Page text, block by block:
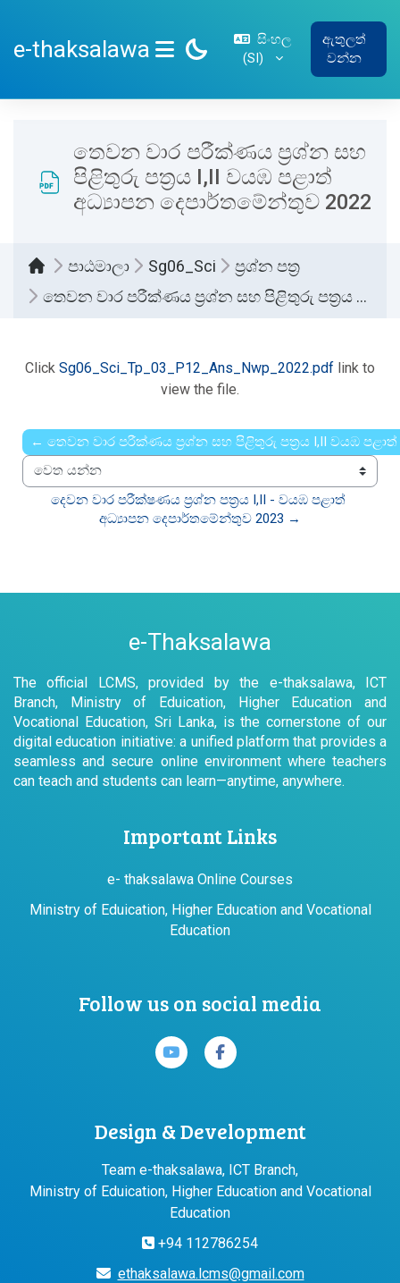
e-thaksalawa
SIDE PANEL
සිංහල
‎(SI)‎
ඇතුලත්
වන්න
තෙවන වාර පරීක්ණය ප්‍රශ්න සහ
පිළිතුරු පත්‍රය I,II වයඹ පළාත්
අධ්‍යාපන දෙපාර්තමේන්තුව 2022
පාඨමාලා Sg06_Sci
ප්‍රශ්න පත්‍ර
තෙවන වාර පරීක්ණය ප්‍රශ්න සහ පිළිතුරු පත්‍රය I,II වයඹ පළාත් අධ්‍යාපන දෙපාර්තමේන්තුව 2022
Click Sg06_Sci_Tp_03_P12_Ans_Nwp_2022.pdf link to
view the file.
← තෙවන වාර පරීක්ණය ප්‍රශ්න සහ පිළිතුරු පත්‍රය I,II වයඹ පළාත්
වෙත යන්න
දෙවන වාර පරීක්ෂණය ප්‍රශ්න පත්‍රය I,II - වයඹ පළාත්
අධ්‍යාපන දෙපාර්තමේන්තුව 2023 →
e-Thaksalawa
The official LCMS, provided by the e-thaksalawa, ICT
Branch, Ministry of Eduication, Higher Education and
Vocational Education, Sri Lanka, is the cornerstone of our
digital education initiative: a unified platform that provides a
seamless and secure online environment where teachers
can teach and students can learn—anytime, anywhere.
Important Links
e- thaksalawa Online Courses
Ministry of Eduication, Higher Education and Vocational
Education
Follow us on social media
Design & Development
Team e-thaksalawa, ICT Branch,
Ministry of Eduication, Higher Education and Vocational
Education
+94 112786254
ethaksalawa.lcms@gmail.com